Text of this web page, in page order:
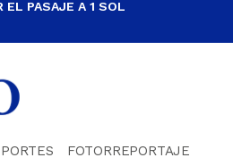
EL PASAJE A 1 SOL
FOTORREPORTAJE